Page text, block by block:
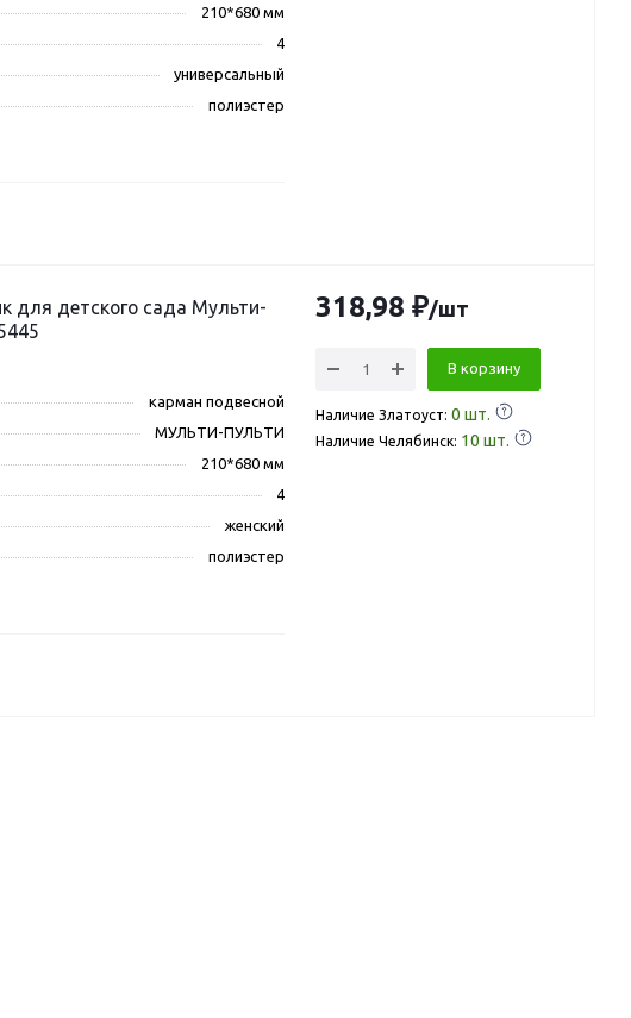
210*680 мм
4
универсальный
полиэстер
для детского сада Мульти-
карман подвесной
МУЛЬТИ-ПУЛЬТИ
210*680 мм
4
женский
полиэстер
318,98 ₽/шт
В корзину
Наличие Златоуст: 0 шт.
Наличие Челябинск: 10 шт.